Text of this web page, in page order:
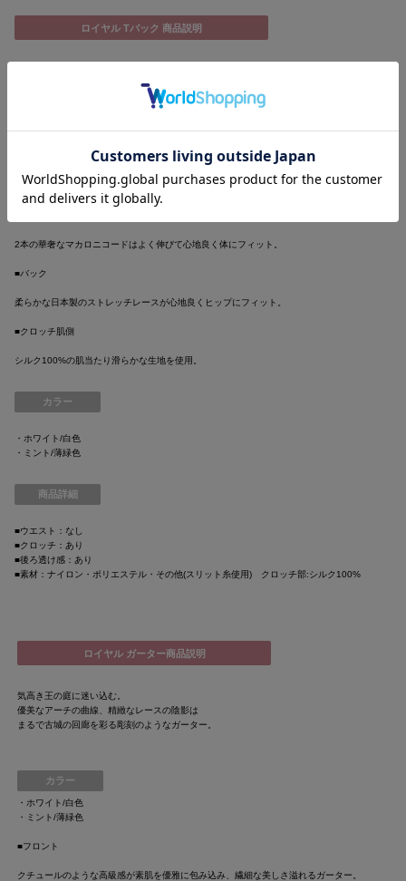
ロイヤル Tバック 商品説明
優美なアーチの曲線、精緻なレースの陰影は
まるで古城の回廊を彩る彫刻のようなTバック。
重厚なレースが気品ある美しさを醸し出すランジェリー。
アシンメトリーに咲くフラワーモチーフが、気品溢れ優雅な雰囲気に。
2本の華奢なマカロニコードはよく伸びて心地良く体にフィット。
■バック
柔らかな日本製のストレッチレースが心地良くヒップにフィット。
■クロッチ肌側
シルク100%の肌当たり滑らかな生地を使用。
カラー
・ホワイト/白色
・ミント/薄緑色
商品詳細
■ウエスト：なし
■クロッチ：あり
■後ろ透け感：あり
■素材：ナイロン・ポリエステル・その他(スリット糸使用) クロッチ部:シルク100%
ロイヤル ガーター商品説明
気高き王の庭に迷い込む。
優美なアーチの曲線、精緻なレースの陰影は
まるで古城の回廊を彩る彫刻のようなガーター。
カラー
・ホワイト/白色
・ミント/薄緑色
■フロント
クチュールのような高級感が素肌を優雅に包み込み、繊細な美しさ溢れるガーター。